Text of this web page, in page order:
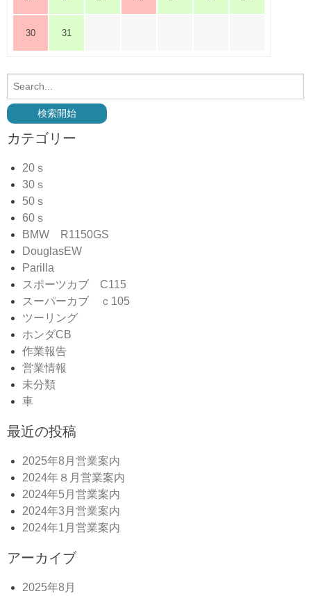
30 31
カテゴリー
20ｓ
30ｓ
50ｓ
60ｓ
BMW R1150GS
DouglasEW
Parilla
スポーツカブ C115
スーパーカブ ｃ105
ツーリング
ホンダCB
作業報告
営業情報
未分類
車
最近の投稿
2025年8月営業案内
2024年８月営業案内
2024年5月営業案内
2024年3月営業案内
2024年1月営業案内
アーカイブ
2025年8月